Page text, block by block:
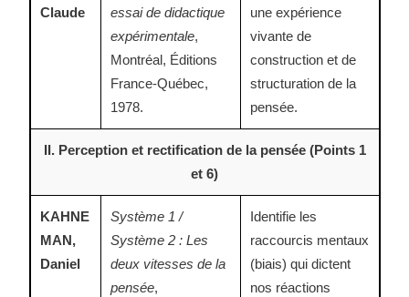
Claude
essai de didactique
expérimentale,
Montréal, Éditions
France-Québec,
1978.
une expérience
vivante de
construction et de
structuration de la
pensée.
II. Perception et rectification de la pensée (Points 1
et 6)
KAHNE
MAN,
Daniel
Système 1 /
Système 2 : Les
deux vitesses de la
pensée,
Identifie les
raccourcis mentaux
(biais) qui dictent
nos réactions